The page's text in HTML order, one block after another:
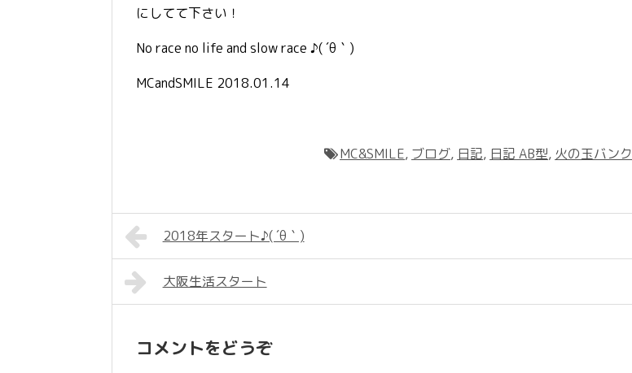
にしてて下さい！
No race no life and slow race ♪( ´θ｀)
MCandSMILE 2018.01.14
MC&SMILE, ブログ, 日記, 日記 AB型, 火の玉バンク
2018年スタート♪( ´θ｀)
大阪生活スタート
コメントをどうぞ